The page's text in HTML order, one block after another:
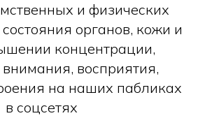
и физических
органов, кожи и
концентрации,
восприятия,
на наших пабликах
в соцсетях